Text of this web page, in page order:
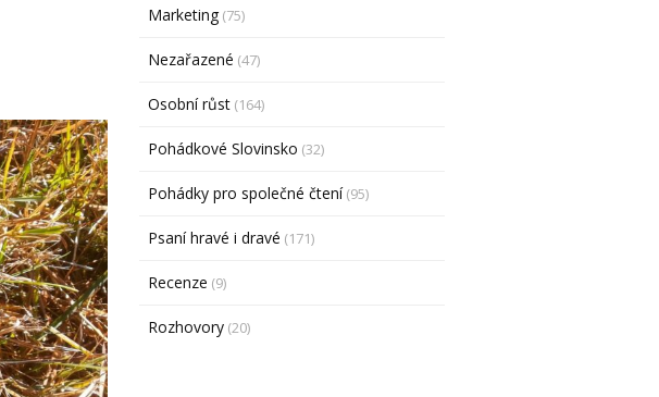
Marketing (75)
Nezařazené (47)
Osobní růst (164)
Pohádkové Slovinsko (32)
Pohádky pro společné čtení(95)
Psaní hravé i dravé (171)
Recenze (9)
Rozhovory (20)